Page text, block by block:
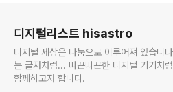
디지털리스트 hisastro
디지털 세상은 나눔으로 이루어져 있습니
는 글자처럼... 따끈따끈한 디지털 기기처
함께하고자 합니다.